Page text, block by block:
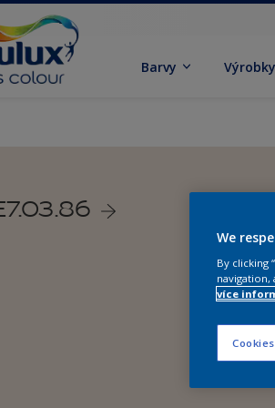
Barvy
We
By clicking
navigation,
více